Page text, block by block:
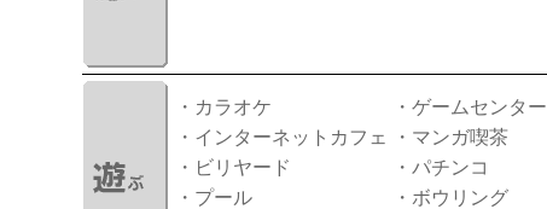
・カラオケ
・ゲームセンター
・インターネットカフェ
・マンガ喫茶
・ビリヤード
・パチンコ
・プール
・ボウリング